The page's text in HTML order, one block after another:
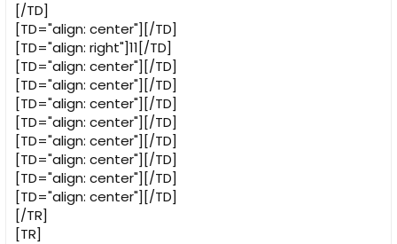
[/TD]
[TD="align: center"][/TD]
[TD="align: right"]11[/TD]
[TD="align: center"][/TD]
[TD="align: center"][/TD]
[TD="align: center"][/TD]
[TD="align: center"][/TD]
[TD="align: center"][/TD]
[TD="align: center"][/TD]
[TD="align: center"][/TD]
[TD="align: center"][/TD]
[/TR]
[TR]